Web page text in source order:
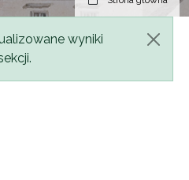
wyniki